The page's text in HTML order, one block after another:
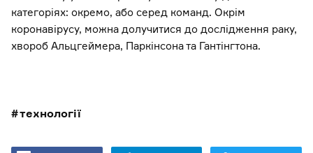
категоріях: окремо, або серед команд. Окрім
коронавірусу, можна долучитися до дослідження раку,
хвороб Альцгеймера, Паркінсона та Гантінгтона.
технології